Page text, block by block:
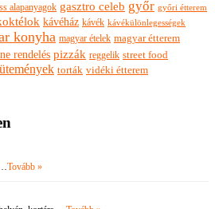
alapanyagok gasztro celeb győr győri étterem
kávéház kávék kávékülönlegességek
konyha magyar ételek magyar étterem
rendelés pizzák reggelik street food
torták vidéki étterem
Tovább »